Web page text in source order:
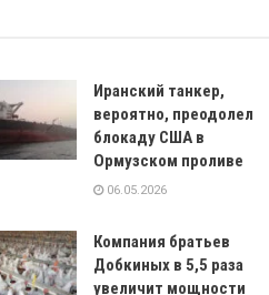
Иранский танкер,
вероятно, преодолел
блокаду США в
Ормузском проливе
06.05.2026
Компания братьев
Добкиных в 5,5 раза
увеличит мощности